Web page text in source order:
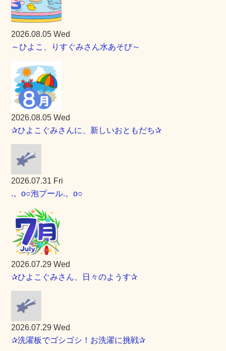
2026.08.05 Wed
～ひよこ、りすぐみさん水あそび～
2026.08.05 Wed
✰ひよこぐみさんに、新しいおともだち✰
2026.07.31 Fri
.。o○泡プール.。o○
2026.07.29 Wed
✰ひよこぐみさん、日々のようす✰
2026.07.29 Wed
✰洗濯板でゴシゴシ！お洗濯に挑戦✰